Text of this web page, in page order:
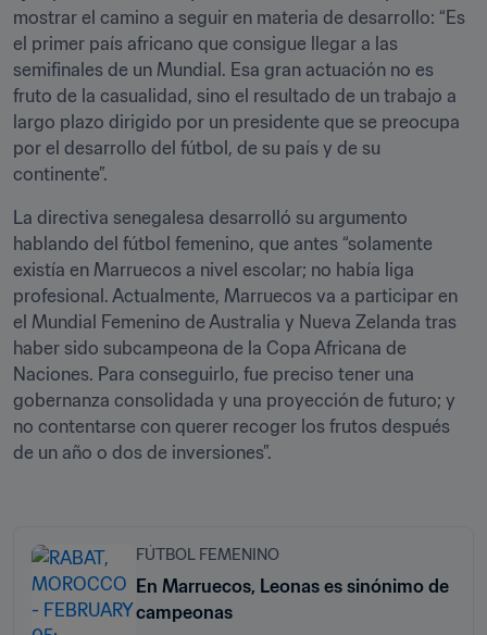
mostrar el camino a seguir en materia de desarrollo: “Es
el primer país africano que consigue llegar a las
semifinales de un Mundial. Esa gran actuación no es
fruto de la casualidad, sino el resultado de un trabajo a
largo plazo dirigido por un presidente que se preocupa
por el desarrollo del fútbol, de su país y de su
continente”.
La directiva senegalesa desarrolló su argumento
hablando del fútbol femenino, que antes “solamente
existía en Marruecos a nivel escolar; no había liga
profesional. Actualmente, Marruecos va a participar en
el Mundial Femenino de Australia y Nueva Zelanda tras
haber sido subcampeona de la Copa Africana de
Naciones. Para conseguirlo, fue preciso tener una
gobernanza consolidada y una proyección de futuro; y
no contentarse con querer recoger los frutos después
de un año o dos de inversiones”.
FÚTBOL FEMENINO
En Marruecos, Leonas es sinónimo de
campeonas